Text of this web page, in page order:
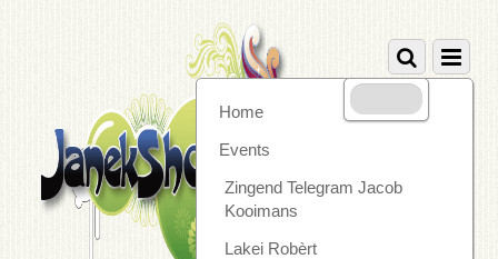
Home
Events
Zingend Telegram Jacob
Kooimans
Lakei Robèrt